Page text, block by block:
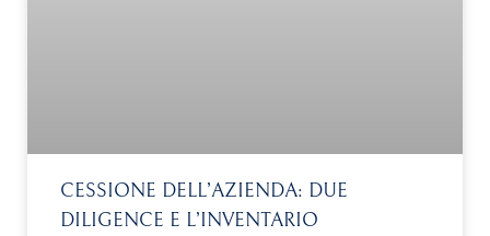
CESSIONE DELL’AZIENDA: DUE
DILIGENCE E L’INVENTARIO